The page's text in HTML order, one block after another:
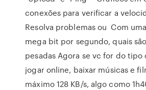
conexões para verificar a
Resolva problemas ou Com
mega bit por segundo, quais
pesadas Agora se vc for do tipo
jogar online, baixar músicas e
máximo 128 KB/s, algo como